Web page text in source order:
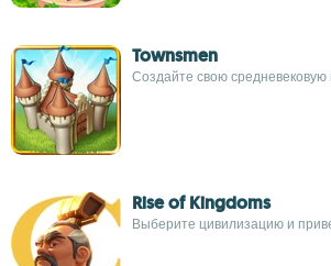
Townsmen
Создайте свою
Rise of Kingdoms
Выберите цивилизацию и